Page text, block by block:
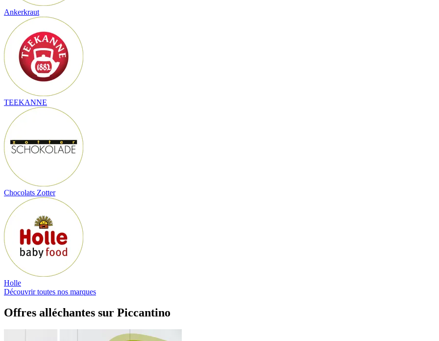
Ankerkraut
TEEKANNE
Chocolats Zotter
Holle
Découvrir toutes nos marques
Offres alléchantes sur Piccantino